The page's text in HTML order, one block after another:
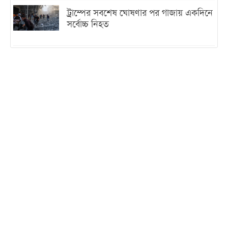
ট্রাম্পের সবশেষ ঘোষণার পর গাজায় একদিনে
সর্বোচ্চ নিহত